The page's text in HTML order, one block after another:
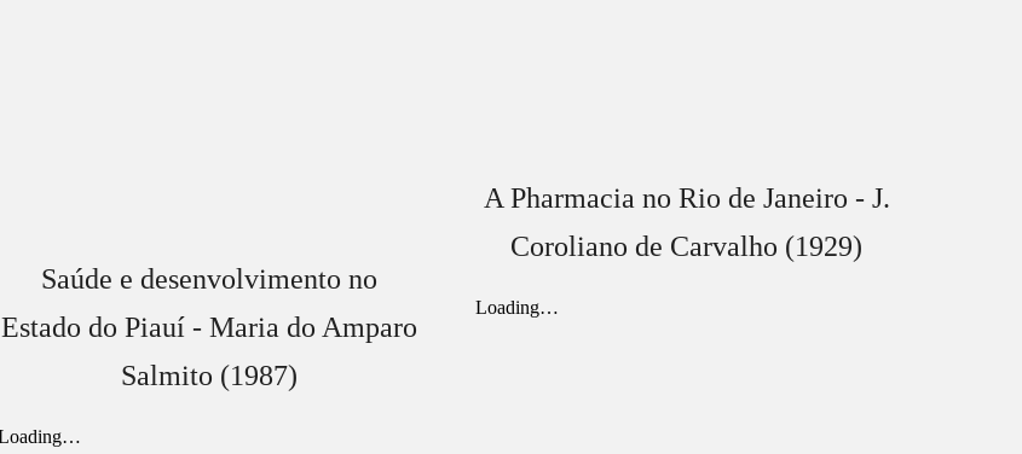
Saúde e desenvolvimento no
Estado do Piauí - Maria do Amparo
Salmito (1987)
A Pharmacia no Rio de Janeiro - J.
Coroliano de Carvalho (1929)